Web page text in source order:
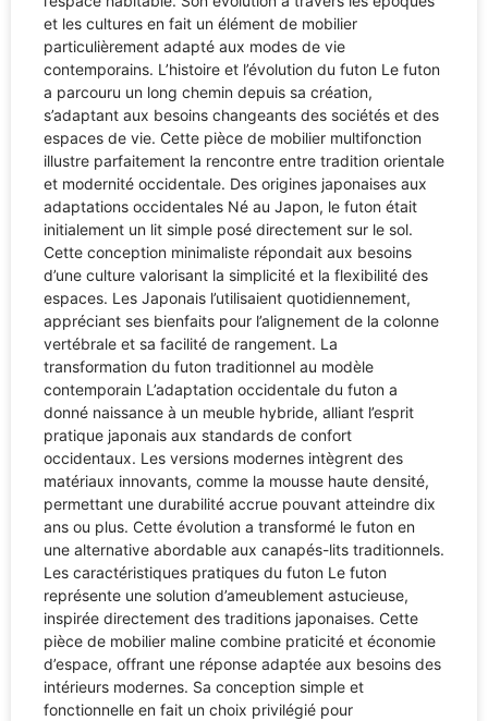
et les cultures en fait un élément de mobilier
particulièrement adapté aux modes de vie
contemporains. L’histoire et l’évolution du futon Le futon
a parcouru un long chemin depuis sa création,
s’adaptant aux besoins changeants des sociétés et des
espaces de vie. Cette pièce de mobilier multifonction
illustre parfaitement la rencontre entre tradition orientale
et modernité occidentale. Des origines japonaises aux
adaptations occidentales Né au Japon, le futon était
initialement un lit simple posé directement sur le sol.
Cette conception minimaliste répondait aux besoins
d’une culture valorisant la simplicité et la flexibilité des
espaces. Les Japonais l’utilisaient quotidiennement,
appréciant ses bienfaits pour l’alignement de la colonne
vertébrale et sa facilité de rangement. La
transformation du futon traditionnel au modèle
contemporain L’adaptation occidentale du futon a
donné naissance à un meuble hybride, alliant l’esprit
pratique japonais aux standards de confort
occidentaux. Les versions modernes intègrent des
matériaux innovants, comme la mousse haute densité,
permettant une durabilité accrue pouvant atteindre dix
ans ou plus. Cette évolution a transformé le futon en
une alternative abordable aux canapés-lits traditionnels.
Les caractéristiques pratiques du futon Le futon
représente une solution d’ameublement astucieuse,
inspirée directement des traditions japonaises. Cette
pièce de mobilier maline combine praticité et économie
d’espace, offrant une réponse adaptée aux besoins des
intérieurs modernes. Sa conception simple et
fonctionnelle en fait un choix privilégié pour